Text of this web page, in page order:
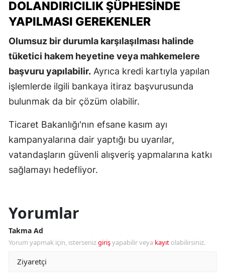
DOLANDIRICILIK ŞÜPHESINDE
YAPILMASI GEREKENLER
Olumsuz bir durumla karşılaşılması halinde
tüketici hakem heyetine veya mahkemelere
başvuru yapılabilir. Ayrıca kredi kartıyla yapılan
işlemlerde ilgili bankaya itiraz başvurusunda
bulunmak da bir çözüm olabilir.
Ticaret Bakanlığı'nın efsane kasım ayı
kampanyalarına dair yaptığı bu uyarılar,
vatandaşların güvenli alışveriş yapmalarına katkı
sağlamayı hedefliyor.
Yorumlar
Takma Ad
Yorum yapmak için, istersenizgirişyapabilir veya kayıt olabilirsiniz.